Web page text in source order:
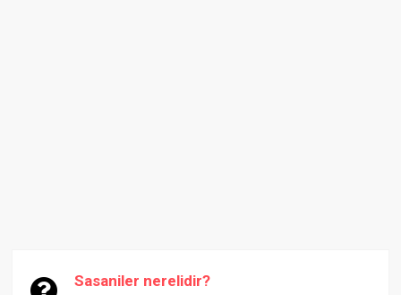
Sasaniler nerelidir?